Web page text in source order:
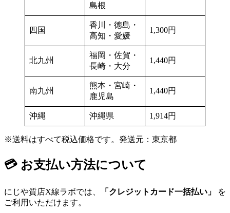
島根
四国
香川・徳島・
高知・愛媛
1,300円
北九州
福岡・佐賀・
長崎・大分
1,440円
南九州
熊本・宮崎・
鹿児島
1,440円
沖縄 沖縄県 1,914円
※送料はすべて税込価格です。発送元：東京都
💳 お支払い方法について
にじや質店X線ラボでは、 「クレジットカード一括払い」
を
ご利用いただけます。